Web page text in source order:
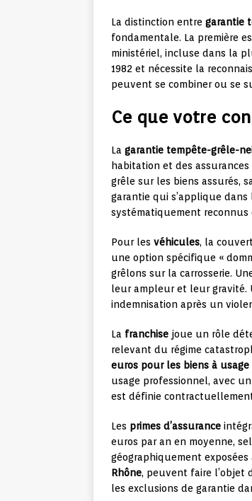
La distinction entre garantie
fondamentale. La première
ministériel, incluse dans la
1982 et nécessite la
peuvent se combiner ou se
Ce que votre
La garantie tempête-grêle-
habitation et des
grêle sur les biens assurés,
garantie qui s’applique dans
systématiquement
Pour les véhicules, la
une option spécifique «
grêlons sur la carrosserie.
leur ampleur et leur gravité.
indemnisation après un
La franchise joue un rôle
relevant du régime
euros pour les biens à usage
usage professionnel, avec
est définie
Les primes d’assurance
euros par an en moyenne,
géographiquement
Rhône, peuvent faire l’objet
les exclusions de garantie